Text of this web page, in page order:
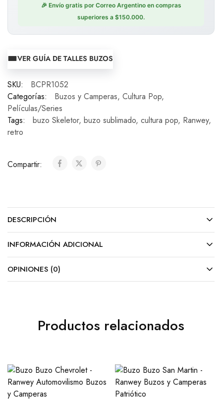
🎉 Envío gratis por Correo Argentino en compras
superiores a $150.000.
VER GUÍA DE TALLES BUZOS
SKU:
BCPR1052
Categorías:
Buzos y Camperas, Cultura Pop,
Películas/Series
Tags:
buzo Skeletor, buzo sublimado, cultura pop, Ranwey,
retro
Compartir:
DESCRIPCIÓN
INFORMACIÓN ADICIONAL
OPINIONES (0)
Productos relacionados